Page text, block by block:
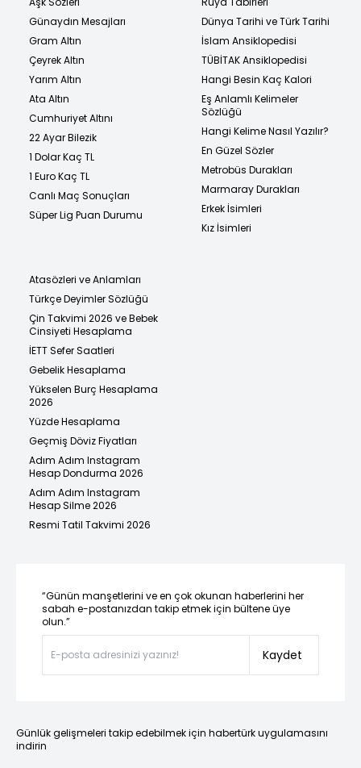
Günaydın Mesajları
Gram Altın
Çeyrek Altın
Yarım Altın
Ata Altın
Cumhuriyet Altını
22 Ayar Bilezik
1 Dolar Kaç TL
1 Euro Kaç TL
Canlı Maç Sonuçları
Süper Lig Puan Durumu
Dünya Tarihi ve Türk Tarihi
İslam Ansiklopedisi
TÜBİTAK Ansiklopedisi
Hangi Besin Kaç Kalori
Eş Anlamlı Kelimeler
Sözlüğü
Hangi Kelime Nasıl Yazılır?
En Güzel Sözler
Metrobüs Durakları
Marmaray Durakları
Erkek İsimleri
Kız İsimleri
Atasözleri ve Anlamları
Türkçe Deyimler Sözlüğü
Çin Takvimi 2026 ve Bebek
Cinsiyeti Hesaplama
İETT Sefer Saatleri
Gebelik Hesaplama
Yükselen Burç Hesaplama
2026
Yüzde Hesaplama
Geçmiş Döviz Fiyatları
Adım Adım Instagram
Hesap Dondurma 2026
Adım Adım Instagram
Hesap Silme 2026
Resmi Tatil Takvimi 2026
“Günün manşetlerini ve en çok okunan haberlerini her
sabah e-postanızdan takip etmek için bültene üye
olun.”
Kaydet
Günlük gelişmeleri takip edebilmek için habertürk uygulamasını
indirin